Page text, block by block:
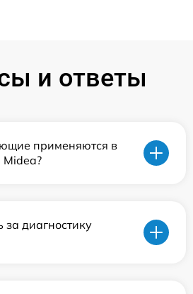
и ответы
применяются в
за диагностику